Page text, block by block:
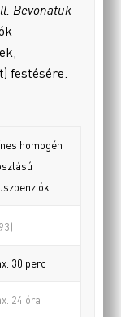
Bevonatuk
festésére.
homogén
30 perc
24 óra